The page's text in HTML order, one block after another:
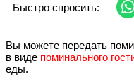
Быстро спросить:
Вы можете передать
в виде поминального
еды.